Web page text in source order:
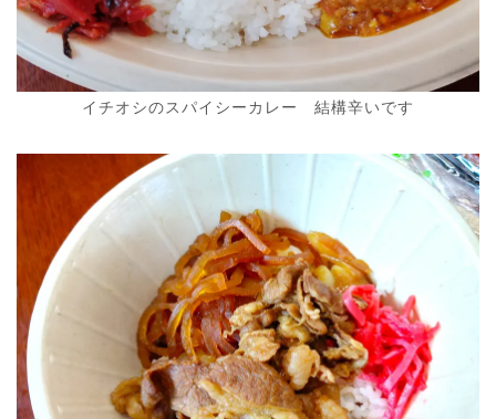
イチオシのスパイシーカレー 結構辛いです